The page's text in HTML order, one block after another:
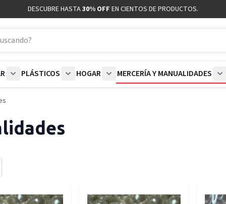
DESCUBRE HASTA30% OFF EN CIENTOS DE PRODUCTOS.
Show submenu for Polar category
PLÁSTICOS
Show submenu for Plásticos category
HOGAR
Show submenu for Hogar
MERCERÍA Y MANUALIDADES